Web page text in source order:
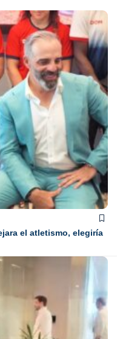
el atletismo, elegiría